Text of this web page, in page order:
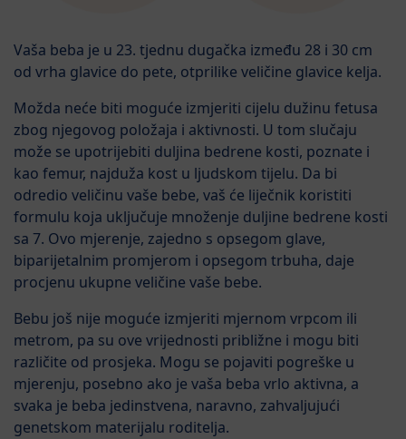
Vaša beba je u 23. tjednu dugačka između 28 i 30 cm
od vrha glavice do pete, otprilike veličine glavice kelja.
Možda neće biti moguće izmjeriti cijelu dužinu fetusa
zbog njegovog položaja i aktivnosti. U tom slučaju
može se upotrijebiti duljina bedrene kosti, poznate i
kao femur, najduža kost u ljudskom tijelu. Da bi
odredio veličinu vaše bebe, vaš će liječnik koristiti
formulu koja uključuje množenje duljine bedrene kosti
sa 7. Ovo mjerenje, zajedno s opsegom glave,
biparijetalnim promjerom i opsegom trbuha, daje
procjenu ukupne veličine vaše bebe.
Bebu još nije moguće izmjeriti mjernom vrpcom ili
metrom, pa su ove vrijednosti približne i mogu biti
različite od prosjeka. Mogu se pojaviti pogreške u
mjerenju, posebno ako je vaša beba vrlo aktivna, a
svaka je beba jedinstvena, naravno, zahvaljujući
genetskom materijalu roditelja.